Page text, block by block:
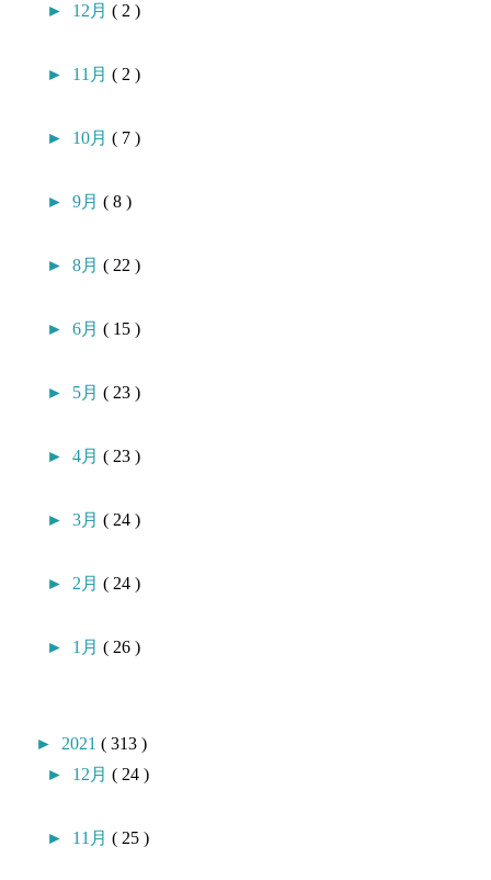
► 12月( 2 )
► 11月( 2 )
► 10月( 7 )
►9月( 8 )
►8月( 22 )
►6月( 15 )
► 5月( 23 )
►4月( 23 )
►3月( 24 )
► 2月( 24 )
► 1月( 26 )
► 2021( 313 )
► 12月( 24 )
► 11月( 25 )